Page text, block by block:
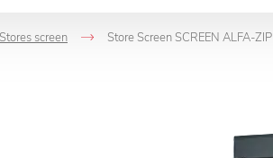
->
Stores screen Store Screen SCREEN ALFA-ZIP